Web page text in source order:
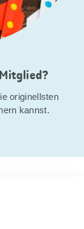
originellsten
kannst.